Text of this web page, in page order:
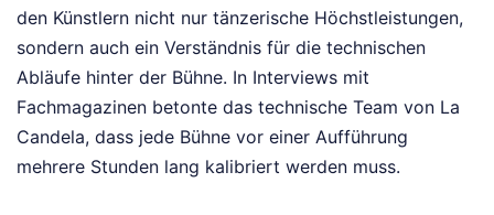
den Künstlern nicht nur tänzerische Höchstleistungen,
sondern auch ein Verständnis für die technischen
Abläufe hinter der Bühne. In Interviews mit
Fachmagazinen betonte das technische Team von La
Candela, dass jede Bühne vor einer Aufführung
mehrere Stunden lang kalibriert werden muss.